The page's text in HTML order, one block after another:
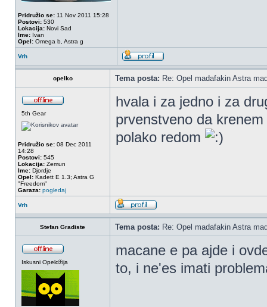
Pridružio se: 11 Nov 2011 15:28
Postovi: 530
Lokacija: Novi Sad
Ime: Ivan
Opel: Omega b, Astra g
Vrh
opelko Tema posta: Re: Opel madafakin Astra
5th Gear
Pridružio se: 08 Dec 2011
14:28
Postovi: 545
Lokacija: Zemun
Ime: Djordje
Opel: Kadett E 1.3; Astra G
"Freedom"
Garaza: pogledaj
hvala i za jedno i za
prvenstveno da
polako redom
Vrh
Stefan Gradiste Tema posta: Re: Opel madafakin Astra
Iskusni Opeldžija
macane e pa ajde i
to, i ne'es imati